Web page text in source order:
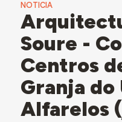
NOTICIA
Soure -
Centros
Granja
Alfarelos